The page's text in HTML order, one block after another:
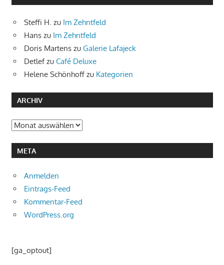
Steffi H. zu Im Zehntfeld
Hans zu Im Zehntfeld
Doris Martens zu Galerie Lafajeck
Detlefzu Café Deluxe
Helene Schönhoff zu Kategorien
ARCHIV
Archiv
META
Anmelden
Eintrags-Feed
Kommentar-Feed
WordPress.org
[ga_optout]